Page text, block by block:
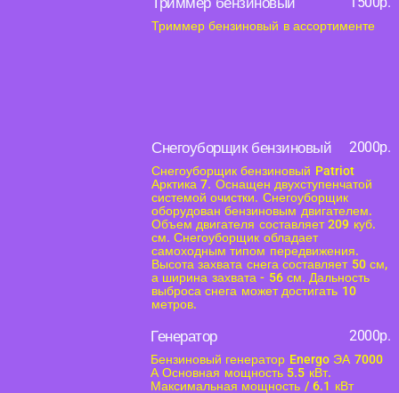
Триммер бензиновый в ассортименте
Снегоуборщик бензиновый 2000р.
Снегоуборщик бензиновый Patriot
Арктика 7. Оснащен двухступенчатой
системой очистки. Снегоуборщик
оборудован бензиновым двигателем.
Объем двигателя составляет 209 куб.
см. Снегоуборщик обладает
самоходным типом передвижения.
Высота захвата снега составляет 50 см,
а ширина захвата - 56 см. Дальность
выброса снега может достигать 10
метров.
Генератор 2000р.
Бензиновый генератор Energo ЭА 7000
А Основная мощность 5.5 кВт.
Максимальная мощность / 6.1 кВт